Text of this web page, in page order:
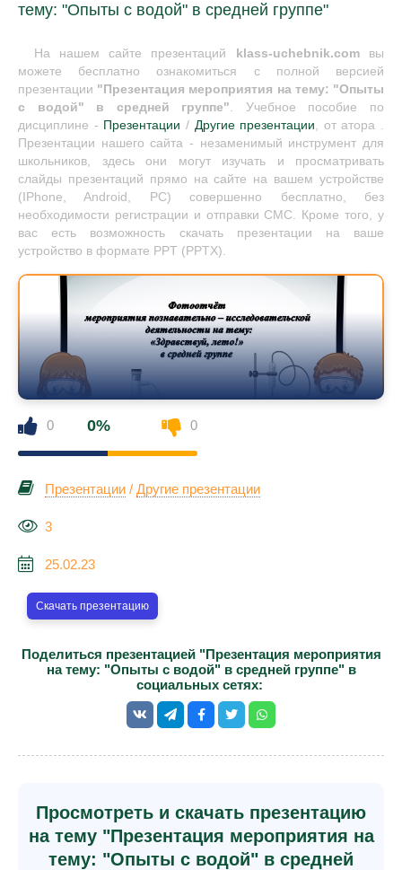
тему: "Опыты с водой" в средней группе"
На нашем сайте презентаций klass-uchebnik.comвы
можете бесплатно ознакомиться с полной версией
презентации "Презентация мероприятия на тему: "Опыты
с водой" в средней группе". Учебное пособие по
дисциплине - Презентации / Другие презентации, от атора .
Презентации нашего сайта - незаменимый инструмент для
школьников, здесь они могут изучать и просматривать
слайды презентаций прямо на сайте на вашем устройстве
(IPhone, Android, PC) совершенно бесплатно, без
необходимости регистрации и отправки СМС. Кроме того, у
вас есть возможность скачать презентации на ваше
устройство в формате PPT (PPTX).
0 0% 0
Презентации / Другие презентации
3
25.02.23
Скачать презентацию
Поделиться презентацией "Презентация мероприятия
на тему: "Опыты с водой" в средней группе" в
социальных сетях:
Просмотреть и скачать презентацию
на тему "Презентация мероприятия на
тему: "Опыты с водой" в средней